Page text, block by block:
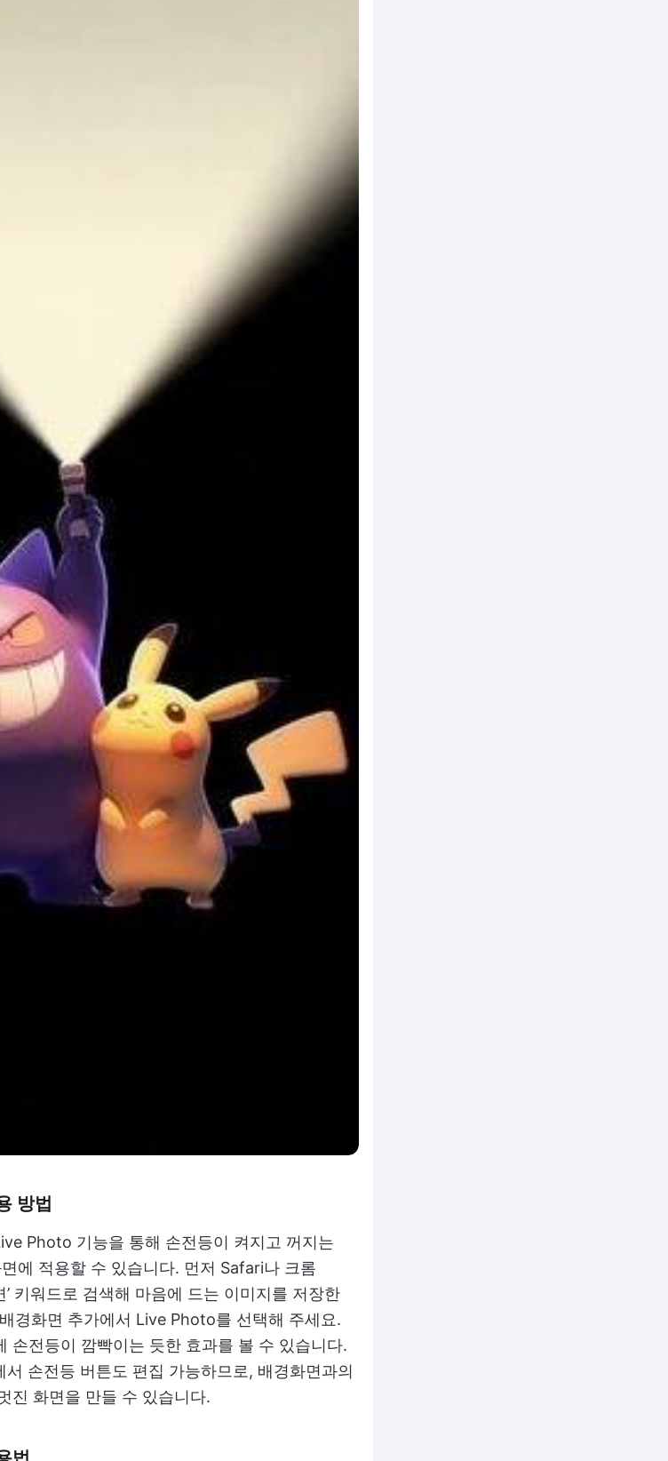
방법
Photo 기능을 통해 손전등이 켜지고 꺼지는
에 적용할 수 있습니다. 먼저 Safari나 크롬
’ 키워드로 검색해 마음에 드는 이미지를 저장한
경화면 추가에서 Live Photo를 선택해 주세요.
손전등이 깜빡이는 듯한 효과를 볼 수 있습니다.
손전등 버튼도 편집 가능하므로, 배경화면과의
진 화면을 만들 수 있습니다.